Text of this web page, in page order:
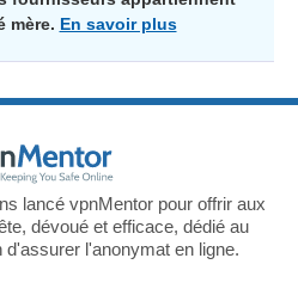
mère. En savoir plus
lancé vpnMentor pour offrir aux
dévoué et efficace, dédié au
l'anonymat en ligne.